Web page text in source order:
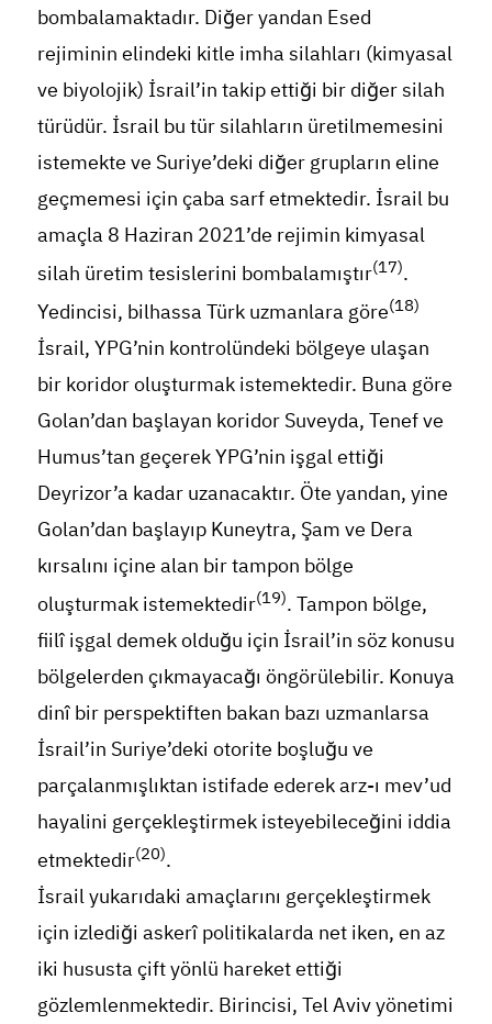
bombalamaktadır. Diğer yandan Esed
rejiminin elindeki kitle imha silahları (kimyasal
ve biyolojik) İsrail’in takip ettiği bir diğer silah
türüdür. İsrail bu tür silahların üretilmemesini
istemekte ve Suriye’deki diğer grupların eline
geçmemesi için çaba sarf etmektedir. İsrail bu
amaçla 8 Haziran 2021’de rejimin kimyasal
silah üretim tesislerini bombalamıştır(17).
Yedincisi, bilhassa Türk uzmanlara göre(18)
İsrail, YPG’nin kontrolündeki bölgeye ulaşan
bir koridor oluşturmak istemektedir. Buna göre
Golan’dan başlayan koridor Suveyda, Tenef ve
Humus’tan geçerek YPG’nin işgal ettiği
Deyrizor’a kadar uzanacaktır. Öte yandan, yine
Golan’dan başlayıp Kuneytra, Şam ve Dera
kırsalını içine alan bir tampon bölge
oluşturmak istemektedir(19). Tampon bölge,
fiilî işgal demek olduğu için İsrail’in söz konusu
bölgelerden çıkmayacağı öngörülebilir. Konuya
dinî bir perspektiften bakan bazı uzmanlarsa
İsrail’in Suriye’deki otorite boşluğu ve
parçalanmışlıktan istifade ederek arz-ı mev’ud
hayalini gerçekleştirmek isteyebileceğini iddia
etmektedir(20).
İsrail yukarıdaki amaçlarını gerçekleştirmek
için izlediği askerî politikalarda net iken, en az
iki hususta çift yönlü hareket ettiği
gözlemlenmektedir. Birincisi, Tel Aviv yönetimi